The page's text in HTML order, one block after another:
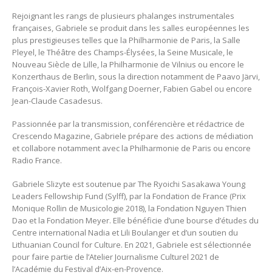
Rejoignant les rangs de plusieurs phalanges instrumentales
françaises, Gabriele se produit dans les salles européennes les
plus prestigieuses telles que la Philharmonie de Paris, la Salle
Pleyel, le Théâtre des Champs-Élysées, la Seine Musicale, le
Nouveau Siècle de Lille, la Philharmonie de Vilnius ou encore le
Konzerthaus de Berlin, sous la direction notamment de Paavo Järvi,
François-Xavier Roth, Wolfgang Doerner, Fabien Gabel ou encore
Jean-Claude Casadesus.
Passionnée par la transmission, conférencière et rédactrice de
Crescendo Magazine, Gabriele prépare des actions de médiation
et collabore notamment avec la Philharmonie de Paris ou encore
Radio France.
Gabriele Slizyte est soutenue par The Ryoichi Sasakawa Young
Leaders Fellowship Fund (Sylff), par la Fondation de France (Prix
Monique Rollin de Musicologie 2018), la Fondation Nguyen Thien
Dao et la Fondation Meyer. Elle bénéficie d’une bourse d’études du
Centre international Nadia et Lili Boulanger et d’un soutien du
Lithuanian Council for Culture. En 2021, Gabriele est sélectionnée
pour faire partie de l’Atelier Journalisme Culturel 2021 de
l’Académie du Festival d’Aix-en-Provence.